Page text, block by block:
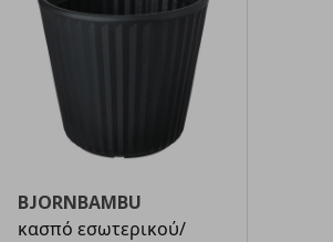
BJORNBAMBU
κασπό εσωτερικού/